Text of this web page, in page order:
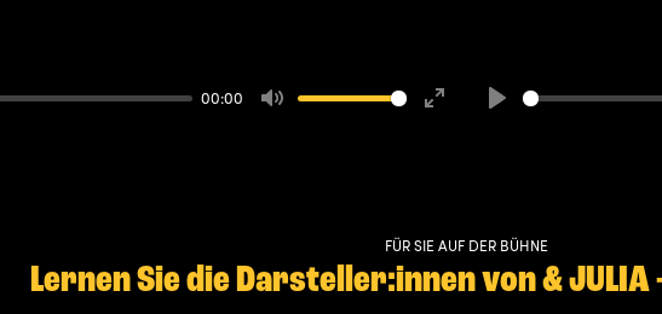
00:00
FÜR SIE AUF DER BÜHNE
Lernen Sie die Darsteller:innen von & JULIA